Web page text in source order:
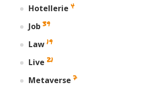
Hotellerie 4
Job 39
Law 19
Live 21
Metaverse 7